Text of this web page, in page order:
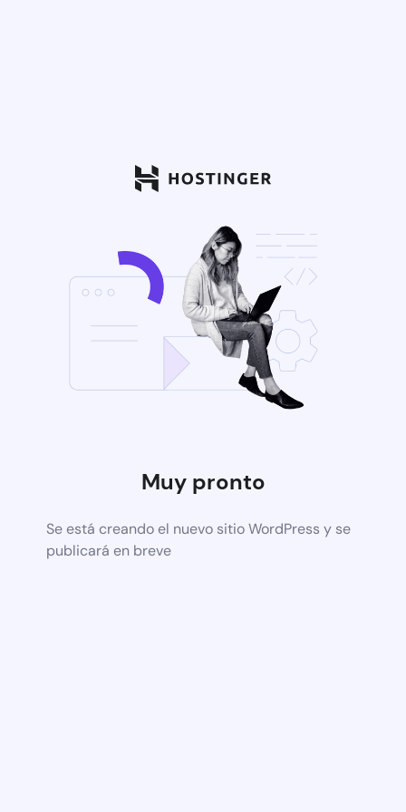
Muy pronto
Se está creando el nuevo sitio WordPress y se
publicará en breve